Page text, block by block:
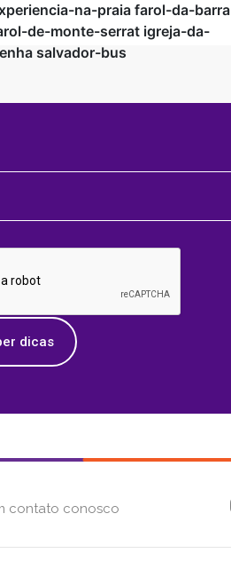
na-praia farol-da-barra
de-monte-serrat igreja-da-
salvador-bus
dicas
contato conosco